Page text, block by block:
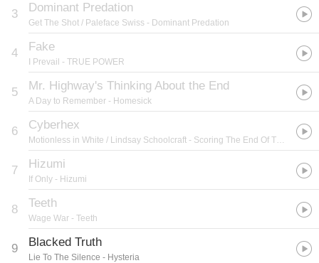
3 Dominant Predation
Get The Shot / Paleface Swiss - Dominant Predation
4 Fake
I Prevail - TRUE POWER
5 Mr. Highway's Thinking About the End
A Day to Remember - Homesick
6 Cyberhex
Motionless in White / Lindsay Schoolcraft - Scoring The End Of The World
7 Hizumi
If Only - Hizumi
8 Teeth
Wage War - Teeth
9 Blacked Truth
Lie To The Silence - Hysteria